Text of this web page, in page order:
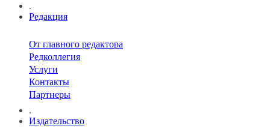
.
Редакция
От главного редактора
Редколлегия
Услуги
Контакты
Партнеры
.
Издательство